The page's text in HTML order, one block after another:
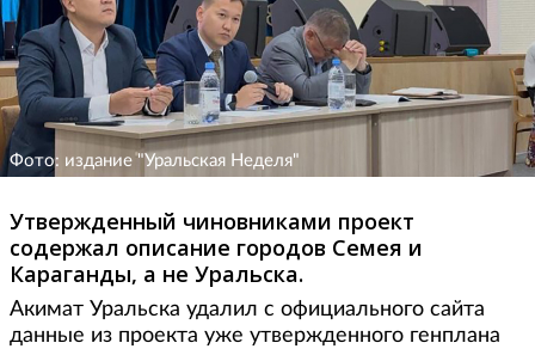
Фото: издание "Уральская Неделя"
Утвержденный чиновниками проект
содержал описание городов Семея и
Караганды, а не Уральска.
Акимат Уральска удалил с официального сайта
данные из проекта уже утвержденного генплана